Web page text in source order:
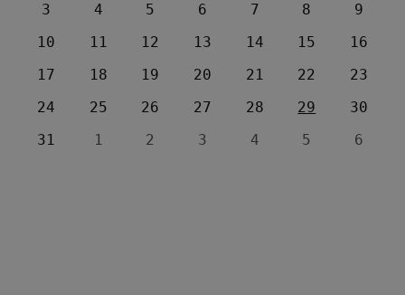
3
4 5 6 7 8
9
10
11 12 13 14 15
16
17
18 19 20 21 22
23
24
25 26 27 28 29
30
31
1 2 3 4 5 6